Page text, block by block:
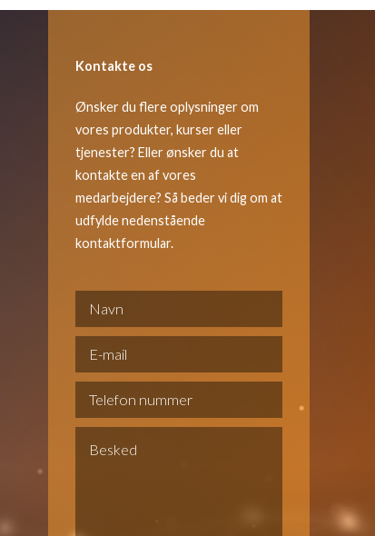
Kontakte os
Ønsker du flere oplysninger om
vores produkter, kurser eller
tjenester? Eller ønsker du at
kontakte en af vores
medarbejdere? Så beder vi dig om at
udfylde nedenstående
kontaktformular.